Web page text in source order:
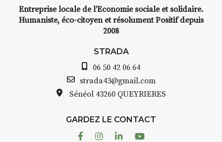
Entreprise locale de l’Economie sociale et solidaire.
Humaniste, éco-citoyen et résolument Positif depuis
2008
STRADA
06 50 42 06 64
strada43@gmail.com
Sénéol 43260 QUEYRIERES
GARDEZ LE CONTACT
FacebookInstagram
LinkedinYoutube